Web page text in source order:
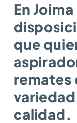
En Joima ponemos a
que
remates
calidad.